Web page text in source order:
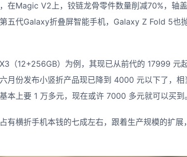
在Magic V2上，铰链龙骨零件数量削减70%，轴
五代Galaxy折叠屏智能手机，Galaxy Z Fold 5也
（12+256GB）为例，其现已从前代的 17999 元
月份发布小竖折产品现已降到 4000 元以下了，
本上要 1 万多元，现在或许 7000 多元就可以买到。
有横折手机本钱的七成左右，跟着生产规模的扩